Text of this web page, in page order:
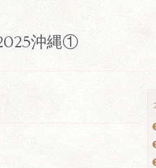
沖縄①